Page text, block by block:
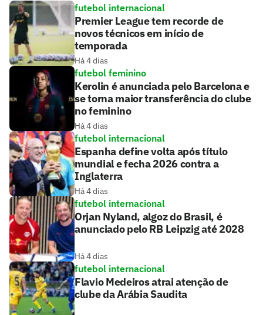
futebol internacional
Premier League tem recorde de
novos técnicos em início de
temporada
Há 4 dias
futebol feminino
Kerolin é anunciada pelo Barcelona e
se torna maior transferência do clube
no feminino
Há 4 dias
futebol internacional
Espanha define volta após título
mundial e fecha 2026 contra a
Inglaterra
Há 4 dias
futebol internacional
Orjan Nyland, algoz do Brasil, é
anunciado pelo RB Leipzig até 2028
Há 4 dias
futebol internacional
Flavio Medeiros atrai atenção de
clube da Arábia Saudita